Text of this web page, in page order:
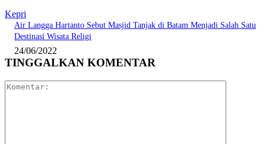
Kepri
Air Langga Hartanto Sebut Masjid Tanjak di Batam Menjadi Salah Satu
Destinasi Wisata Religi
24/06/2022
TINGGALKAN KOMENTAR